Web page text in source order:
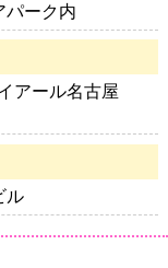
ーク内
アール名古屋
ル